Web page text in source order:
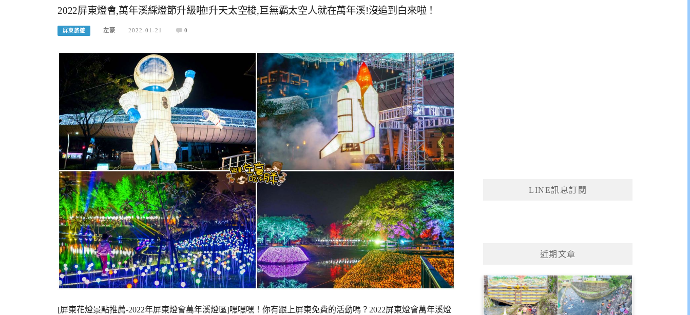
2022屏東燈會,萬年溪綵燈節升級啦!升天太空梭,巨無霸太空人就在萬年溪!沒追到白來啦！
屏東旅遊 左豪 2022-01-21 0
[屏東花燈景點推薦-2022年屏東燈會萬年溪燈區]嘿嘿嘿！你有跟上屏東免費的活動嗎？2022屏東燈會萬年溪燈
LINE訊息訂閱
近期文章